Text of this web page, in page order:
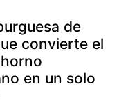
de
convierte el
en un solo